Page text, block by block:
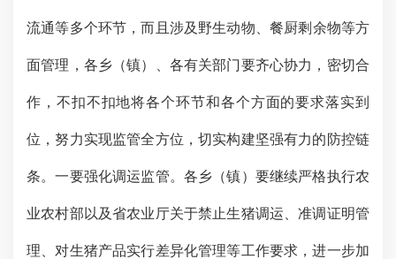
流通等多个环节，而且 涉及 野生动物、餐厨剩余物等方
面管理，各乡（镇）、各有关部门要齐心协力，密切合
作， 不扣不扣地将各个环节和各个方面的要求落实到
位，努力实现监管全方位，切实构建坚强有力的防控链
条。一要强化调运监管。各乡（镇）要继续严格执行农
业农村部以及省农业厅关于禁止生猪调运、准调证明管
理、对生猪产品实行差异化管理等工作要求，进一步加